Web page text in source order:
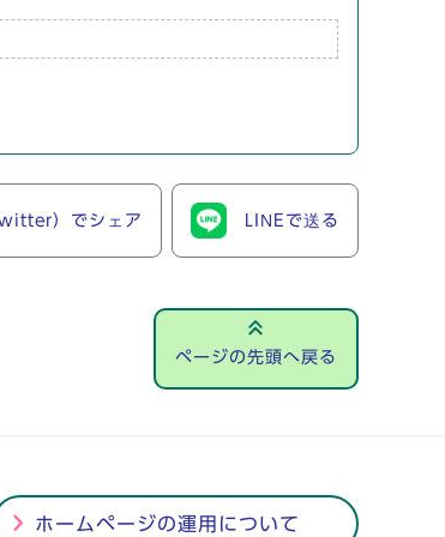
）でシェア LINEで送る
ページの先頭へ戻る
ホームページの運用について